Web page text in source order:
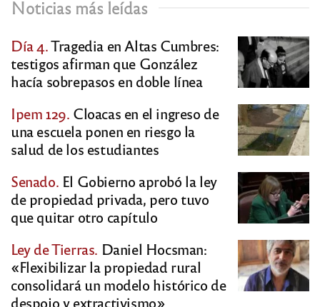
Noticias más leídas
Día 4.Tragedia en Altas Cumbres:
testigos afirman que González
hacía sobrepasos en doble línea
Ipem 129. Cloacas en el ingreso de
una escuela ponen en riesgo la
salud de los estudiantes
Senado. El Gobierno aprobó la ley
de propiedad privada, pero tuvo
que quitar otro capítulo
Ley de Tierras. Daniel Hocsman:
«Flexibilizar la propiedad rural
consolidará un modelo histórico de
despojo y extractivismo»